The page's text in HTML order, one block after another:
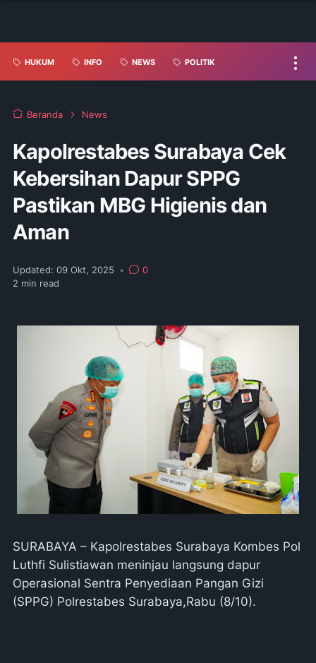
HUKUM INFO NEWS POLITIK
Beranda News
Kapolrestabes Surabaya Cek
Kebersihan Dapur SPPG
Pastikan MBG Higienis dan
Aman
Updated: 09 Okt, 2025 •
0
2 min read
SURABAYA – Kapolrestabes Surabaya Kombes Pol
Luthfi Sulistiawan meninjau langsung dapur
Operasional Sentra Penyediaan Pangan Gizi
(SPPG) Polrestabes Surabaya,Rabu (8/10).